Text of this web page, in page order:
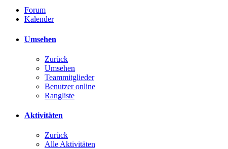
Forum
Kalender
Umsehen
Zurück
Umsehen
Teammitglieder
Benutzer online
Rangliste
Aktivitäten
Zurück
Alle Aktivitäten